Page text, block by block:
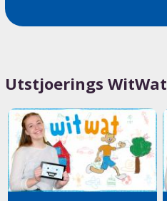
Utstjoerings WitWat